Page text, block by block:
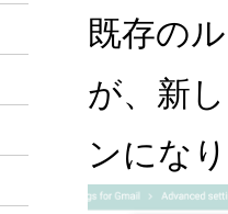
既存の
が、新
ンにな